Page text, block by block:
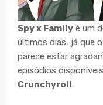
Spy x Family é um
últimos dias, já que
parece estar
episódios
Crunchyroll.